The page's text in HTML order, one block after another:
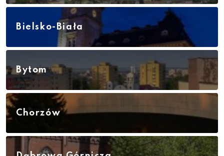
Bielsko-Biała
Bytom
Chorzów